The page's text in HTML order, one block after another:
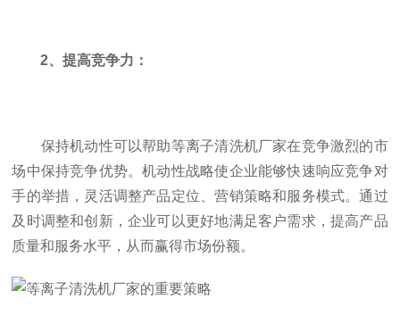
2、提高竞争力：
保持机动性可以帮助等离子清洗机厂家在竞争激烈的市
场中保持竞争优势。机动性战略使企业能够快速响应竞争对
手的举措，灵活调整产品定位、营销策略和服务模式。通过
及时调整和创新，企业可以更好地满足客户需求，提高产品
质量和服务水平，从而赢得市场份额。